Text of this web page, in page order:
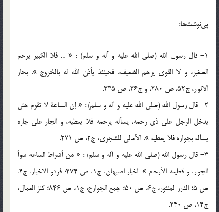
پي‌نوشت‌ها:
1- قال رسول الله (صلي الله عليه و آله و سلم) : « … فلا الکبير يرحم
الصغير، و لا القوي يرحم الضعيف، فحينئذ يأذن الله له بالخروج ». بحار
الانوار، ج52، ص 380، و ج36، ص 335.
2- قال رسول الله (صلي الله عليه و آله و سلم) : « إن الساعة لا تقوم حتي
يدخل الرجل علي ذي رحمه، يسأله يرحمه فلا يعطيه، و الجار علي جاره
يسأله بجواره فلا يعطيه ». الأمالي للشجري، ج2، ص 271.
3- قال رسول الله (صلي الله عليه و آله و سلم) : « من أشراط الساعه سوأ
الجوار، و قطيعه الأرحام ». اخبار اصبهان، ج1، ص 274؛ فردو الاخبار، ج4،
ص 5؛ الدرر المنثور، ج6، ص 50؛ جمع الجوارح، ج1، ص 846؛ کنز العمال،
ج14، ص 240.